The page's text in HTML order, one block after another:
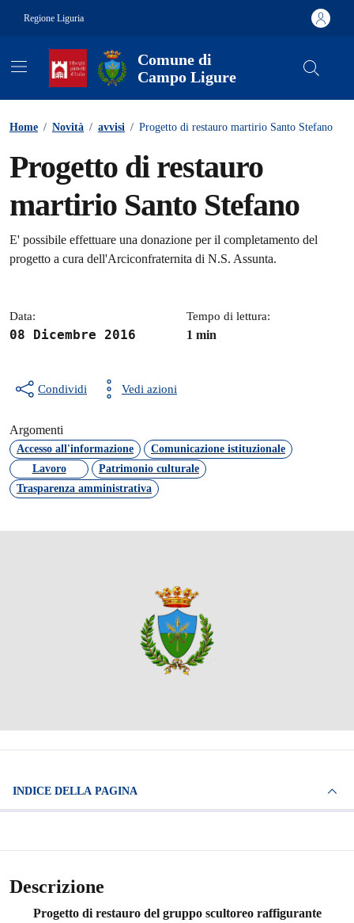
Regione Liguria
Comune di
Campo Ligure
Home / Novità / avvisi / Progetto di restauro martirio Santo Stefano
Progetto di restauro
martirio Santo Stefano
Dettagli della notizia
E' possibile effettuare una donazione per il completamento del
progetto a cura dell'Arciconfraternita di N.S. Assunta.
Data:
08 Dicembre 2016
Tempo di lettura:
1 min
Condividi Vedi azioni
Argomenti
Accesso all'informazione
Comunicazione istituzionale
Lavoro
Patrimonio culturale
Trasparenza amministrativa
INDICE DELLA PAGINA
Descrizione
Progetto di restauro del gruppo scultoreo raffigurante